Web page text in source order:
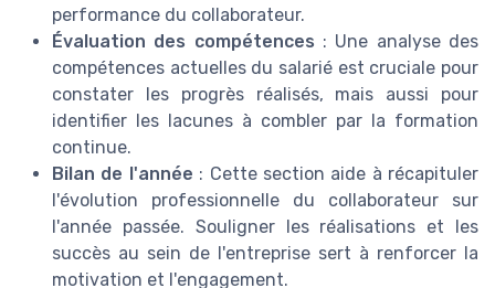
performance du collaborateur.
Évaluation des compétences : Une analyse des
compétences actuelles du salarié est cruciale pour
constater les progrès réalisés, mais aussi pour
identifier les lacunes à combler par la formation
continue.
Bilan de l'année : Cette section aide à récapituler
l'évolution professionnelle du collaborateur sur
l'année passée. Souligner les réalisations et les
succès au sein de l'entreprise sert à renforcer la
motivation et l'engagement.